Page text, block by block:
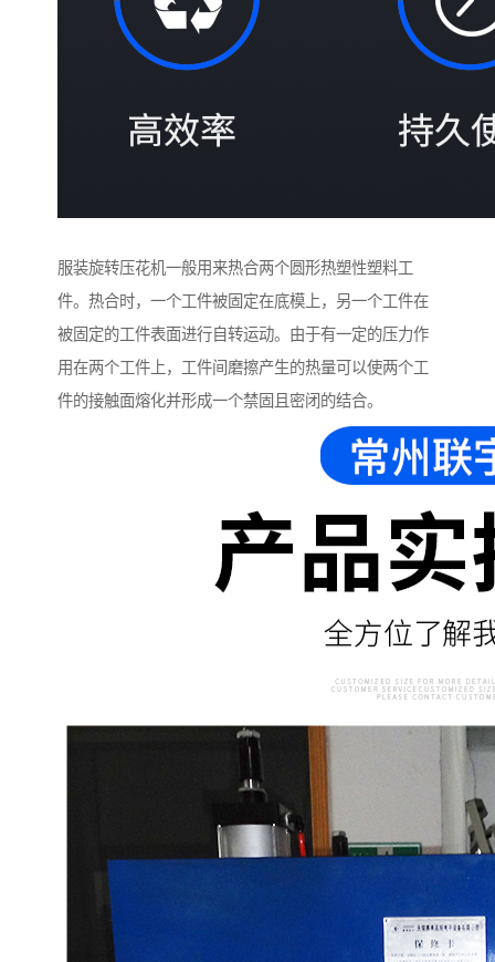
服装旋转压花机一般用来热合两个圆形热塑性塑料工
件。热合时，一个工件被固定在底模上，另一个工件在
被固定的工件表面进行自转运动。由于有一定的压力作
用在两个工件上，工件间磨擦产生的热量可以使两个工
件的接触面熔化并形成一个禁固且密闭的结合。